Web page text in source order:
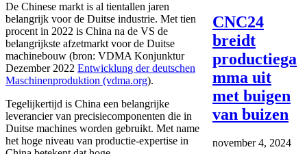
De Chinese markt is al tientallen jaren
belangrijk voor de Duitse industrie. Met tien
procent in 2022 is China na de VS de
belangrijkste afzetmarkt voor de Duitse
machinebouw (bron: VDMA Konjunktur
Dezember 2022 Entwicklung der deutschen
Maschinenproduktion (vdma.org).
Tegelijkertijd is China een belangrijke
leverancier van precisiecomponenten die in
Duitse machines worden gebruikt. Met name
het hoge niveau van productie-expertise in
CNC24
breidt
productiega
mma uit
met buigen
van buizen
november 4, 2024